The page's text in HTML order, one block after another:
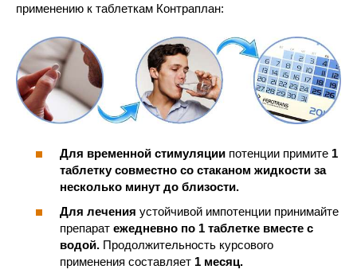
применению к таблеткам Контраплан:
Для временной стимуляции потенции примите 1
таблетку совместно со стаканом жидкости за
несколько минут до близости.
Для лечения устойчивой импотенции принимайте
препарат ежедневно по 1 таблетке вместе с
водой. Продолжительность курсового
применения составляет 1 месяц.